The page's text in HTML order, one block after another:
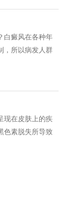
白癜风在各种年
，所以病发人群
现在皮肤上的疾
色素脱失所导致